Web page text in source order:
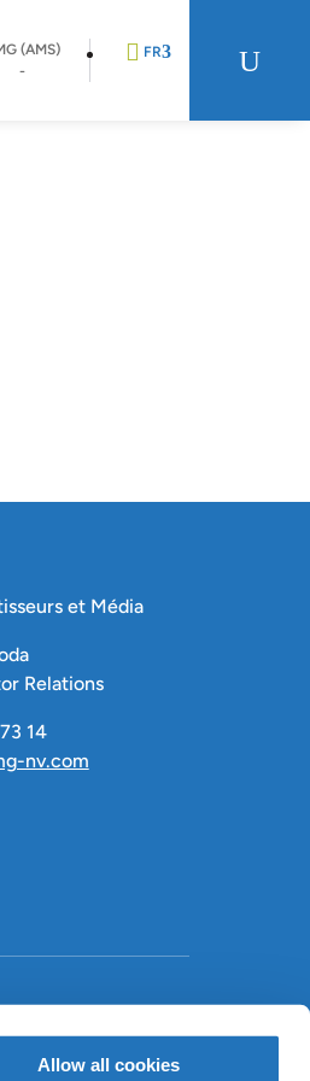
Allow all cookies
(AMS)
-
FR U
et Média
Relations
14
nv.com
X Facebook